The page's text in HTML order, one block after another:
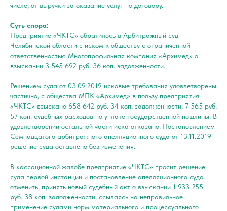
числе, от выручки за оказание услуг по договору.
Суть спора:
Предприятие «ЧКТС» обратилось в Арбитражный суд
Челябинской области с иском к обществу с ограниченной
ответственностью Многопрофильная компания «Архимед» о
взыскании 3 545 692 руб. 36 коп. задолженности.
Решением суда от 03.09.2019 исковые требования удовлетворены
частично, с общества МПК «Архимед» в пользу предприятия
«ЧКТС» взыскано 658 642 руб. 34 коп. задолженности, 7 565 руб.
57 коп. судебных расходов по уплате государственной пошлины. В
удовлетворении остальной части иска отказано. Постановлением
Семнадцатого арбитражного апелляционного суда от 13.11.2019
решение суда оставлено без изменения.
В кассационной жалобе предприятие «ЧКТС» просит решение
суда первой инстанции и постановление апелляционного суда
отменить, принять новый судебный акт о взыскании 1 933 255
руб. 38 коп. задолженности, ссылаясь на неправильное
применение судами норм материального и процессуального